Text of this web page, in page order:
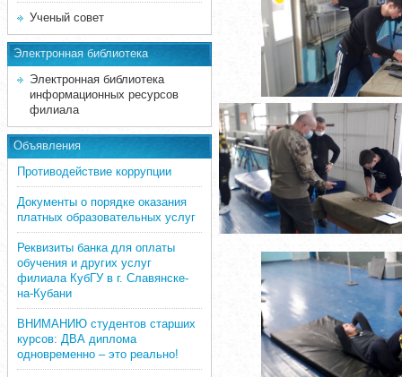
Ученый совет
Электронная библиотека
Электронная библиотека
информационных ресурсов
филиала
Объявления
Противодействие коррупции
Документы о порядке оказания
платных образовательных услуг
Реквизиты банка для оплаты
обучения и других услуг
филиала КубГУ в г. Славянске-
на-Кубани
ВНИМАНИЮ студентов старших
курсов: ДВА диплома
одновременно – это реально!